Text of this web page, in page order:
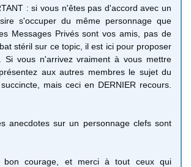
: si vous n'êtes pas d'accord avec un
s'occuper du même personnage que
Messages Privés sont vos amis, pas de
stéril sur ce topic, il est ici pour proposer
Si vous n'arrivez vraiment à vous mettre
aux autres membres le sujet du
mais ceci en DERNIER recours.
anecdotes sur un personnage clefs sont
bon courage, et merci à tout ceux qui